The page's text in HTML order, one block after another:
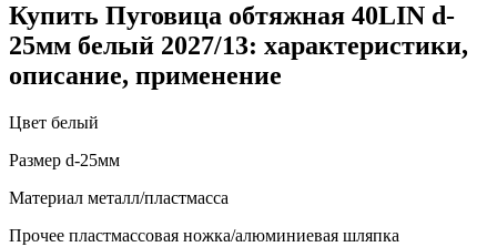
Купить Пуговица обтяжная 40LIN d-
25мм белый 2027/13: характеристики,
описание, применение
Цвет белый
Размер d-25мм
Материал металл/пластмасса
Прочее пластмассовая ножка/алюминиевая шляпка